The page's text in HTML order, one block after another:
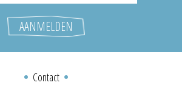
Contact